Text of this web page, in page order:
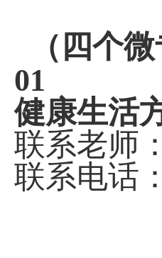
（四个
01
健康生活
联系老师
联系电话：